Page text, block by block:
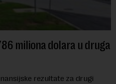
miliona dolara u druga
rezultate za drugi